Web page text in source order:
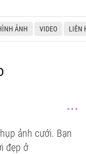
ẢNH VIDEO LIÊN
ảnh cưới. Bạn
đẹp ở